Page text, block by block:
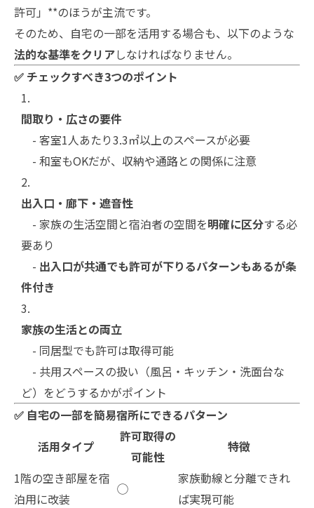
許可」**のほうが主流です。
そのため、自宅の一部を活用する場合も、以下のような
法的な基準をクリアしなければなりません。
✅ チェックすべき3つのポイント
間取り・広さの要件
- 客室1人あたり3.3㎡以上のスペースが必要
- 和室もOKだが、収納や通路との関係に注意
出入口・廊下・遮音性
- 家族の生活空間と宿泊者の空間を明確に区分する必
要あり
- 出入口が共通でも許可が下りるパターンもあるが条
件付き
家族の生活との両立
- 同居型でも許可は取得可能
- 共用スペースの扱い（風呂・キッチン・洗面台な
ど）をどうするかがポイント
✅ 自宅の一部を簡易宿所にできるパターン
活用タイプ
許可取得の
可能性
特徴
1階の空き部屋を宿
泊用に改装
◯
家族動線と分離できれ
ば実現可能